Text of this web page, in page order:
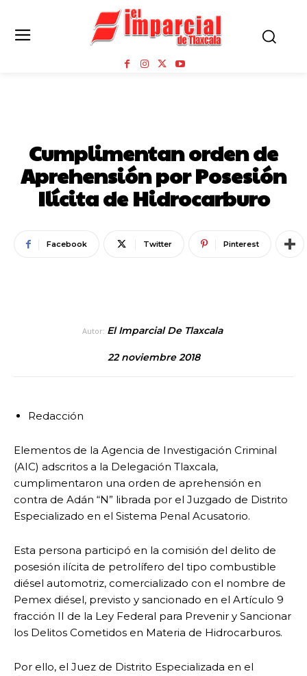
Cumplimentan orden de
Aprehensión por Posesión
Ilícita de Hidrocarburo
Facebook Twitter Pinterest
Autor: El Imparcial De Tlaxcala
22 noviembre 2018
Redacción
Elementos de la Agencia de Investigación Criminal
(AIC) adscritos a la Delegación Tlaxcala,
cumplimentaron una orden de aprehensión en
contra de Adán “N” librada por el Juzgado de Distrito
Especializado en el Sistema Penal Acusatorio.
Esta persona participó en la comisión del delito de
posesión ilícita de petrolífero del tipo combustible
diésel automotriz, comercializado con el nombre de
Pemex diésel, previsto y sancionado en el Artículo 9
fracción II de la Ley Federal para Prevenir y Sancionar
los Delitos Cometidos en Materia de Hidrocarburos.
Por ello, el Juez de Distrito Especializada en el